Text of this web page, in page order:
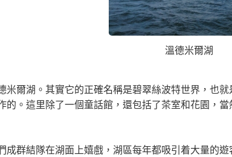
溫德米爾湖
爾湖。其實它的正確名稱是碧翠絲波特世界，也
。這里除了一個童話館，還包括了茶室和花園，
群結隊在湖面上嬉戲，湖區每年都吸引着大量的